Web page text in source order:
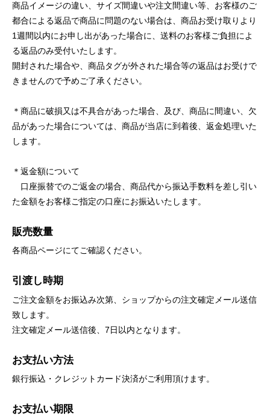
商品イメージの違い、サイズ間違いや注文間違い等、お客様のご
都合による返品で商品に問題のない場合は、商品お受け取りより
1週間以内にお申し出があった場合に、送料のお客様ご負担によ
る返品のみ受付いたします。
開封された場合や、商品タグが外された場合等の返品はお受けで
きませんので予めご了承ください。
＊商品に破損又は不具合があった場合、及び、商品に間違い、欠
品があった場合については、商品が当店に到着後、返金処理いた
します。
＊返金額について
口座振替でのご返金の場合、商品代から振込手数料を差し引い
た金額をお客様ご指定の口座にお振込いたします。
販売数量
各商品ページにてご確認ください。
引渡し時期
ご注文金額をお振込み次第、ショップからの注文確定メール送信
致します。
注文確定メール送信後、7日以内となります。
お支払い方法
銀行振込・クレジットカード決済がご利用頂けます。
お支払い期限